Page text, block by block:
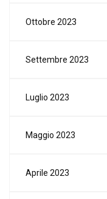
Ottobre 2023
Settembre 2023
Luglio 2023
Maggio 2023
Aprile 2023